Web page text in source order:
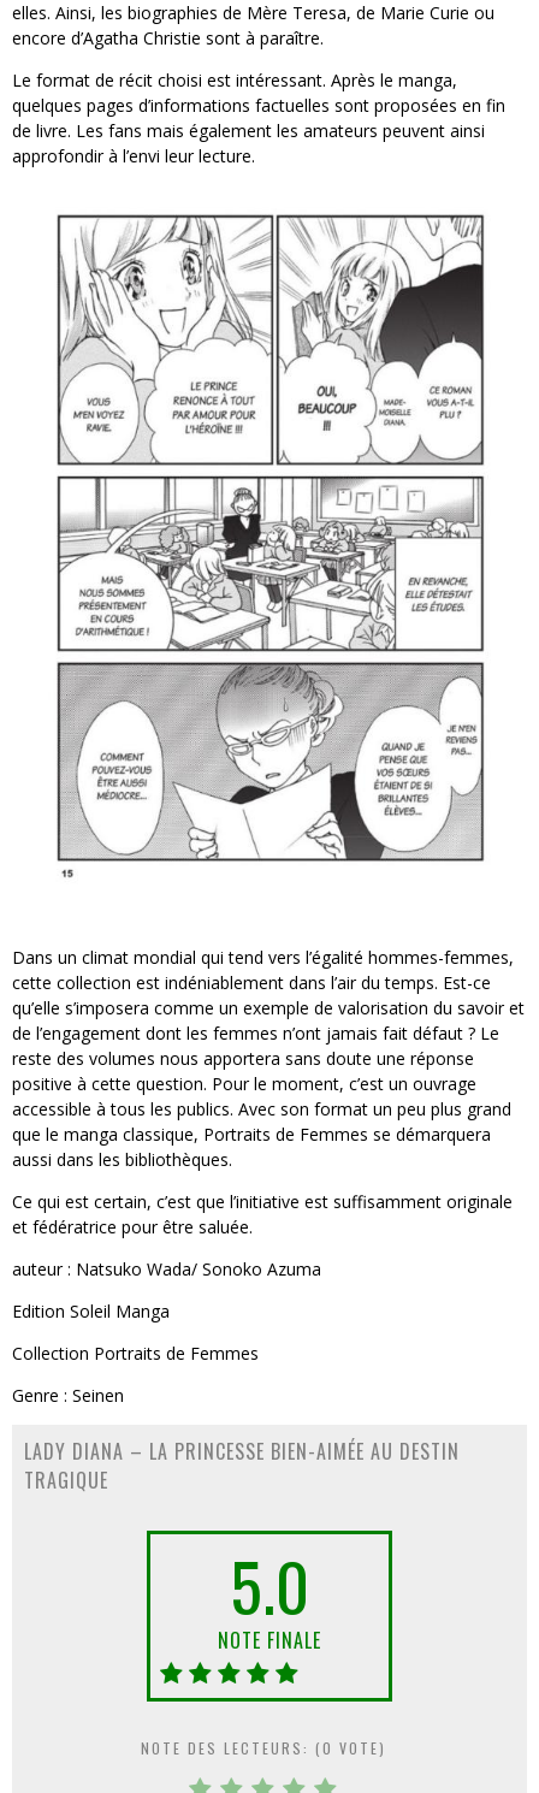
elles. Ainsi, les biographies de Mère Teresa, de Marie Curie ou
encore d’Agatha Christie sont à paraître.
Le format de récit choisi est intéressant. Après le manga,
quelques pages d’informations factuelles sont proposées en fin
de livre. Les fans mais également les amateurs peuvent ainsi
approfondir à l’envi leur lecture.
Dans un climat mondial qui tend vers l’égalité hommes-femmes,
cette collection est indéniablement dans l’air du temps. Est-ce
qu’elle s’imposera comme un exemple de valorisation du savoir et
de l’engagement dont les femmes n’ont jamais fait défaut ? Le
reste des volumes nous apportera sans doute une réponse
positive à cette question. Pour le moment, c’est un ouvrage
accessible à tous les publics. Avec son format un peu plus grand
que le manga classique, Portraits de Femmes se démarquera
aussi dans les bibliothèques.
Ce qui est certain, c’est que l’initiative est suffisamment originale
et fédératrice pour être saluée.
auteur : Natsuko Wada/ Sonoko Azuma
Edition Soleil Manga
Collection Portraits de Femmes
Genre : Seinen
LADY DIANA – LA PRINCESSE BIEN-AIMÉE AU DESTIN
TRAGIQUE
5.0
NOTE FINALE
NOTE DES LECTEURS: (0 VOTE)